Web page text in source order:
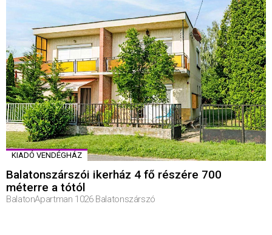
KIADÓ VENDÉGHÁZ
Balatonszárszói ikerház 4 fő részére 700
méterre a tótól
BalatonApartman 1026 Balatonszárszó